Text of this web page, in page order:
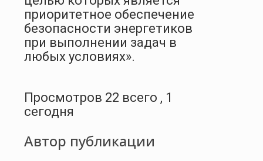
приоритетное обеспечение
безопасности энергетиков
при выполнении задач в
любых условиях».
Просмотров 22 всего , 1
сегодня
Автор публикации